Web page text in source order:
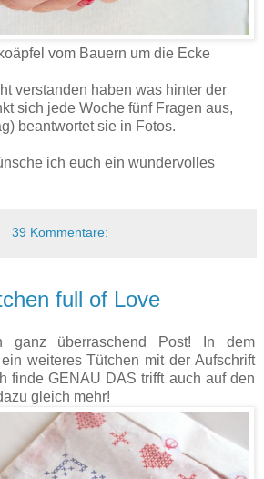
vom Bauern um die Ecke
verstanden haben was hinter der
sich jede Woche fünf Fragen aus,
beantwortet sie in Fotos.
ich euch ein wundervolles
39 Kommentare:
full of Love
ganz überraschend Post! In dem
weiteres Tütchen mit der Aufschrift
finde GENAU DAS trifft auch auf den
gleich mehr!